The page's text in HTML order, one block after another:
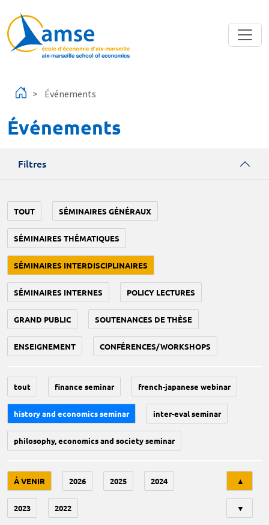
Événements
Événements
Filtres
TOUT SÉMINAIRES GÉNÉRAUX
SÉMINAIRES THÉMATIQUES
SÉMINAIRES INTERDISCIPLINAIRES
SÉMINAIRES INTERNES POLICY LECTURES
GRAND PUBLIC SOUTENANCES DE THÈSE
ENSEIGNEMENT CONFÉRENCES/WORKSHOPS
tout finance seminar french-japanese webinar
history and economics seminar inter-eval seminar
philosophy, economics and society seminar
À VENIR 2026 2025 2024
2023 2022
▲
▼